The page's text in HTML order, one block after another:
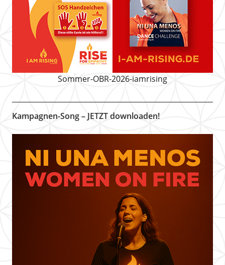
Sommer-OBR-2026-iamrising
Kampagnen-Song – JETZT downloaden!